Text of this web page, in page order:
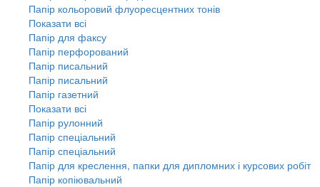
Папір кольоровий флуоресцентних тонів
Показати всі
Папір для факсу
Папір перфорований
Папір писальний
Папір писальний
Папір газетний
Показати всі
Папір рулонний
Папір спеціальний
Папір спеціальний
Папір для креслення, папки для дипломних і курсових робіт
Папір копіювальний